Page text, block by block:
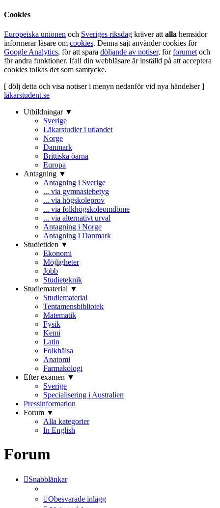
Cookies
Europeiska unionen och Sveriges riksdag kräver att alla hemsidor
informerar läsare om cookies. Denna sajt använder cookies för
Google Analytics, för att spara döljande av notiser, förforumet och
för andra funktioner. Ifall din webbläsare är inställd på att acceptera
cookies tolkas det som samtycke.
[ dölj detta och visa notiser i menyn nedanför vid nya händelser ]
läkarstudent.se
Utbildningar ▼
Sverige
Läkarstudier i utlandet
Norge
Danmark
Brittiska öarna
Europa
Antagning ▼
Antagning i Sverige
... via gymnasiebetyg
... via högskoleprov
... via folkhögskoleomdöme
... via alternativt urval
Antagning i Norge
Antagning i Danmark
Studietiden ▼
Ekonomi
Möjligheter
Jobb
Studieteknik
Studiematerial ▼
Studiematerial
Tentamensbibliotek
Matematik
Fysik
Kemi
Latin
Folkhälsa
Anatomi
Farmakologi
Efter examen ▼
Sverige
Specialisering i Australien
Pressinformation
Forum ▼
Alla kategorier
In English
Forum
Snabblänkar
Obesvarade inlägg